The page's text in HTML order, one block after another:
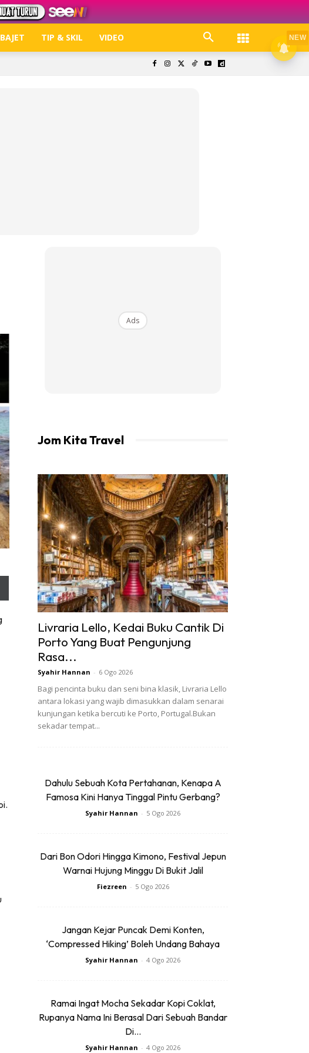
dengan LIBUR.
TIP & SKIL VIDEO
Ads
Jom Kita Travel
Livraria Lello, Kedai Buku Cantik Di
Porto Yang Buat Pengunjung
Rasa...
Syahir Hannan - 6 Ogo 2026
Bagi pencinta buku dan seni bina klasik, Livraria Lello
antara lokasi yang wajib dimasukkan dalam senarai
kunjungan ketika bercuti ke Porto, Portugal.Bukan
sekadar tempat...
Dahulu Sebuah Kota Pertahanan, Kenapa A
Famosa Kini Hanya Tinggal Pintu Gerbang?
Syahir Hannan - 5 Ogo 2026
Dari Bon Odori Hingga Kimono, Festival Jepun
Warnai Hujung Minggu Di Bukit Jalil
Fiezreen - 5 Ogo 2026
Jangan Kejar Puncak Demi Konten,
‘Compressed Hiking’ Boleh Undang Bahaya
Syahir Hannan - 4 Ogo 2026
Ramai Ingat Mocha Sekadar Kopi Coklat,
Rupanya Nama Ini Berasal Dari Sebuah Bandar
Di...
Syahir Hannan - 4 Ogo 2026
NEW